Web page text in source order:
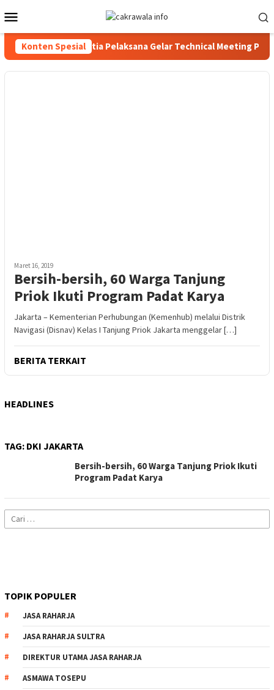
ke
kontenMobile
Konten Spesial
RI Ke-81 2026, Panitia Pelaksana Gelar Technical Meeting
Maret 16, 2019
Bersih-bersih, 60 Warga Tanjung
Priok Ikuti Program Padat Karya
Jakarta – Kementerian Perhubungan (Kemenhub) melalui Distrik
Navigasi (Disnav) Kelas I Tanjung Priok Jakarta menggelar […]
BERITA TERKAIT
HEADLINES
TAG: DKI JAKARTA
Bersih-bersih, 60 Warga Tanjung Priok Ikuti
Program Padat Karya
Cari
untuk:
TOPIK POPULER
JASA RAHARJA
JASA RAHARJA SULTRA
DIREKTUR UTAMA JASA RAHARJA
ASMAWA TOSEPU